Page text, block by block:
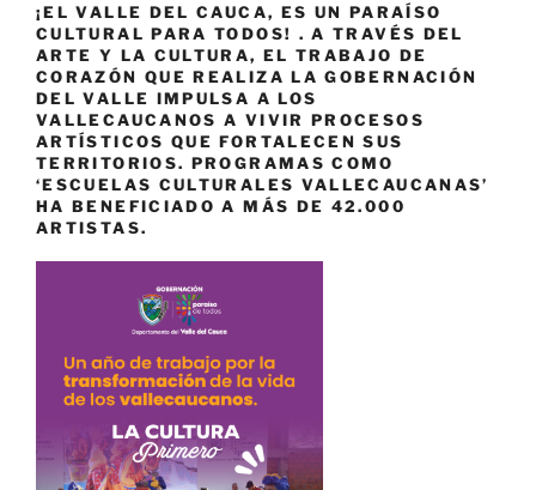
¡EL VALLE DEL CAUCA, ES UN PARAÍSO
CULTURAL PARA TODOS! . A TRAVÉS DEL
ARTE Y LA CULTURA, EL TRABAJO DE
CORAZÓN QUE REALIZA LA GOBERNACIÓN
DEL VALLE IMPULSA A LOS
VALLECAUCANOS A VIVIR PROCESOS
ARTÍSTICOS QUE FORTALECEN SUS
TERRITORIOS. PROGRAMAS COMO
‘ESCUELAS CULTURALES VALLECAUCANAS’
HA BENEFICIADO A MÁS DE 42.000
ARTISTAS.